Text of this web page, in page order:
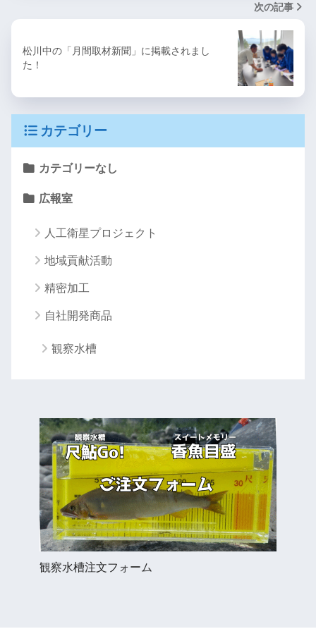
次の記事
松川中の「月間取材新聞」に掲載されまし
た！
カテゴリー
カテゴリーなし
広報室
人工衛星プロジェクト
地域貢献活動
精密加工
自社開発商品
観察水槽
観察水槽注文フォーム